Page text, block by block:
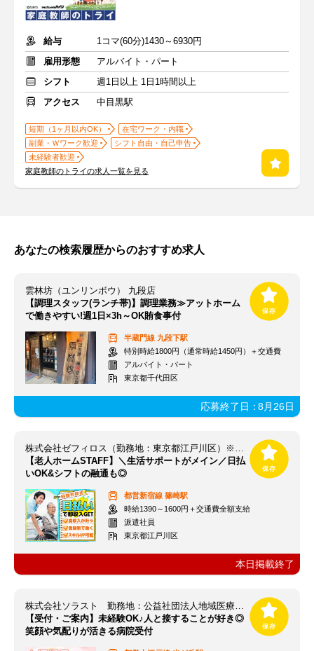
給与
1コマ(60分)1430～6930円
雇用形態
アルバイト・パート
シフト
週1日以上 1日1時間以上
アクセス
中目黒駅
短期（1ヶ月以内OK）
在宅ワーク・内職
副業・Ｗワーク歓迎
シフト自由・自己申告
未経験者歓迎
家庭教師のトライの求人一覧を見る
あなたの検索履歴からのおすすめ求人
雲林坊（ユンリンボウ） 九段店
【調理スタッフ(ランチ帯)】調理業務≫アットホーム
で働きやすい!週1日×3h～OK賄食事付
半蔵門線 九段下駅
特別時給1800円（通常時給1450円）＋交通費
アルバイト・パート
東京都千代田区
応募終了日：8月26日
株式会社ゼフィロス（勤務地：東京都江戸川区）※案件ID：東00135
【老人ホームSTAFF】＼生活サポートがメイン／日払
いOK&シフトの融通も◎
都営新宿線 篠崎駅
時給1390～1600円＋交通費全額支給
派遣社員
東京都江戸川区
本日掲載終了
株式会社ソラスト 勤務地：公益社団法人地域医療振興協会 練馬光が丘病院/1312070951-005
【受付・ご案内】未経験OK♪人と接することが好き◎
笑顔や気配りが活きる病院受付